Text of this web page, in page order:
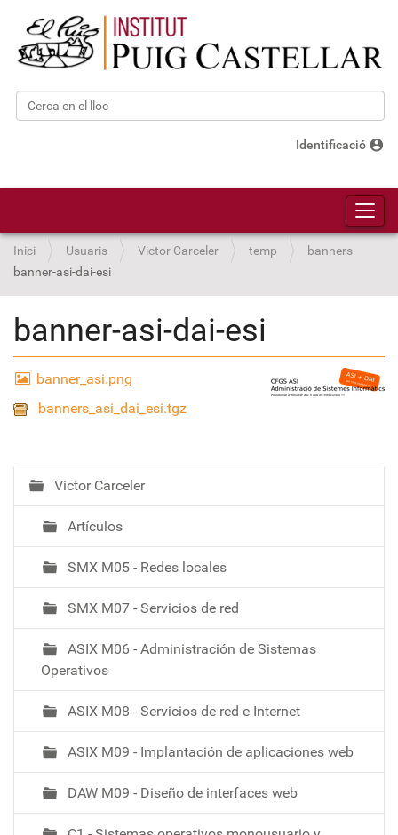
Cerca
Identificació account_circle
Inici Usuaris Victor Carceler temp
banners
banner-asi-dai-esi
banner-asi-dai-esi
banner_asi.png
banners_asi_dai_esi.tgz
N
a
e
a
Victor Carceler
Artículos
SMX M05 - Redes locales
SMX M07 - Servicios de red
ASIX M06 - Administración de Sistemas
Operativos
ASIX M08 - Servicios de red e Internet
ASIX M09 - Implantación de aplicaciones web
DAW M09 - Diseño de interfaces web